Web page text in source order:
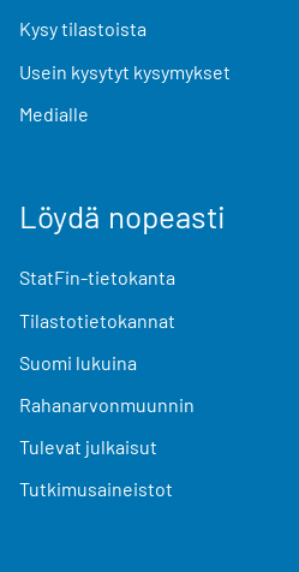
Kysy tilastoista
Usein kysytyt kysymykset
Medialle
Löydä nopeasti
StatFin-tietokanta
Tilastotietokannat
Suomi lukuina
Rahanarvonmuunnin
Tulevat julkaisut
Tutkimusaineistot